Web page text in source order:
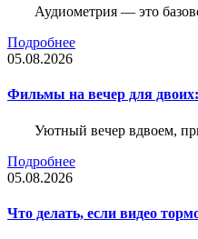
Аудиометрия — это
Подробнее
05.08.2026
Фильмы на вечер для
Уютный вечер вдвоем,
Подробнее
05.08.2026
Что делать, если видео